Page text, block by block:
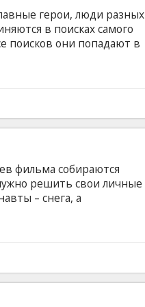
герои, люди разных
в поисках самого
поисков они попадают в
фильма собираются
решить свои личные
– снега, а
языке.